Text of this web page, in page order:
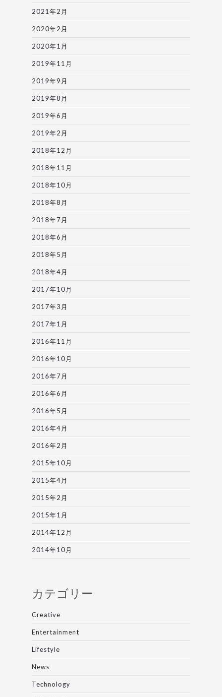
2021年2月
2020年2月
2020年1月
2019年11月
2019年9月
2019年8月
2019年6月
2019年2月
2018年12月
2018年11月
2018年10月
2018年8月
2018年7月
2018年6月
2018年5月
2018年4月
2017年10月
2017年3月
2017年1月
2016年11月
2016年10月
2016年7月
2016年6月
2016年5月
2016年4月
2016年2月
2015年10月
2015年4月
2015年2月
2015年1月
2014年12月
2014年10月
カテゴリー
Creative
Entertainment
Lifestyle
News
Technology